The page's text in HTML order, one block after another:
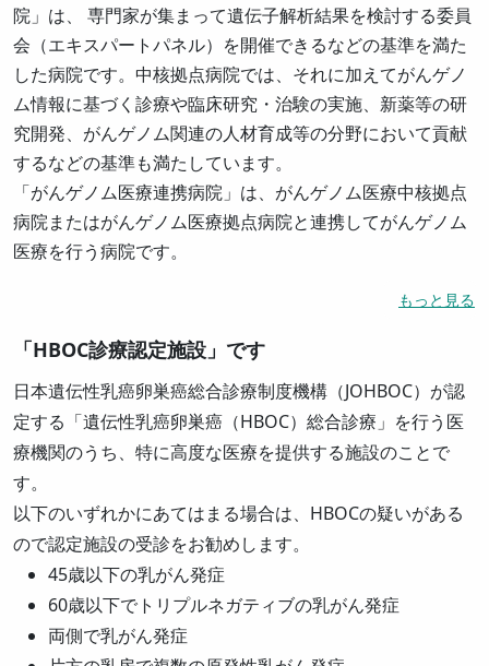
院」は、 専門家が集まって遺伝子解析結果を検討する委員
会（エキスパートパネル）を開催できるなどの基準を満た
した病院です。中核拠点病院では、それに加えてがんゲノ
ム情報に基づく診療や臨床研究・治験の実施、新薬等の研
究開発、がんゲノム関連の人材育成等の分野において貢献
するなどの基準も満たしています。
「がんゲノム医療連携病院」は、がんゲノム医療中核拠点
病院またはがんゲノム医療拠点病院と連携してがんゲノム
医療を行う病院です。
もっと見る
「HBOC診療認定施設」です
日本遺伝性乳癌卵巣癌総合診療制度機構（JOHBOC）が認
定する「遺伝性乳癌卵巣癌（HBOC）総合診療」を行う医
療機関のうち、特に高度な医療を提供する施設のことで
す。
以下のいずれかにあてはまる場合は、HBOCの疑いがある
ので認定施設の受診をお勧めします。
45歳以下の乳がん発症
60歳以下でトリプルネガティブの乳がん発症
両側で乳がん発症